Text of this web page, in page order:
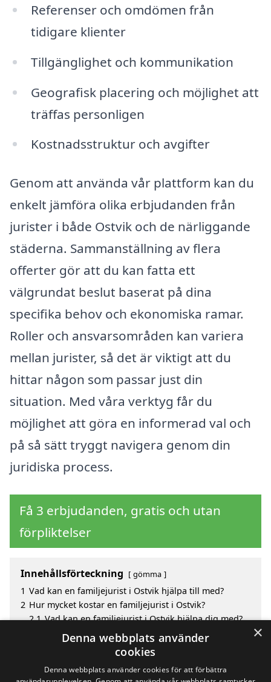
Referenser och omdömen från
tidigare klienter
Tillgänglighet och kommunikation
Geografisk placering och möjlighet att
träffas personligen
Kostnadsstruktur och avgifter
Genom att använda vår plattform kan du
enkelt jämföra olika erbjudanden från
jurister i både Ostvik och de närliggande
städerna. Sammanställning av flera
offerter gör att du kan fatta ett
välgrundat beslut baserat på dina
specifika behov och ekonomiska ramar.
Roller och ansvarsområden kan variera
mellan jurister, så det är viktigt att du
hittar någon som passar just din
situation. Med våra verktyg får du
möjlighet att göra en informerad val och
på så sätt tryggt navigera genom din
juridiska process.
Få 3 erbjudanden, gratis och utan
förpliktelser
Innehållsförteckning gömma
1 Vad kan en familjejurist i Ostvik hjälpa till med?
2 Hur mycket kostar en familjejurist i Ostvik?
2.1 Vad kan en familjejurist i Ostvik hjälpa dig med?
Fördelar med att välja familjejurist i Ostvik
Sök efter en skicklig familjejurist i de omgivande
×
Denna webbplats använder
cookies
Denna webbplats använder cookies för att förbättra